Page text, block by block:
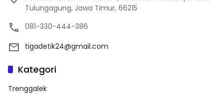
Tulungagung, Jawa Timur, 66215
081-330-444-386
tigadetik24@gmail.com
Kategori
Trenggalek